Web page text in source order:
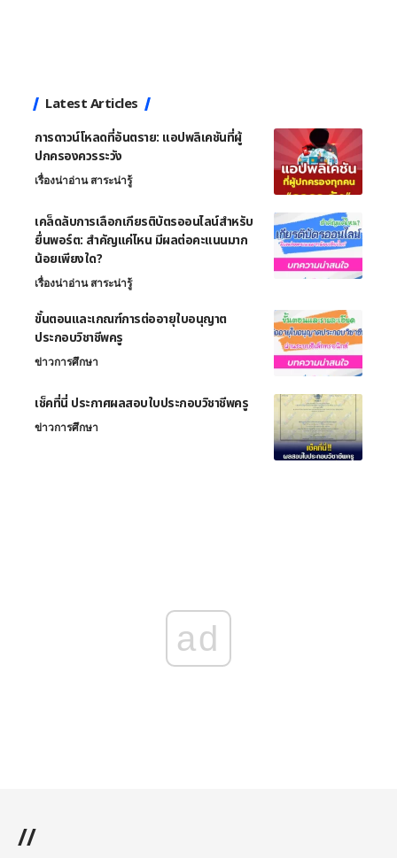
Latest Articles
การดาวน์โหลดที่อันตราย: แอปพลิเคชันที่ผู้
ปกครองควรระวัง
เรื่องน่าอ่าน สาระน่ารู้
เคล็ดลับการเลือกเกียรติบัตรออนไลน์สำหรับ
ยื่นพอร์ต: สำคัญแค่ไหน มีผลต่อคะแนนมาก
น้อยเพียงใด?
เรื่องน่าอ่าน สาระน่ารู้
ขั้นตอนและเกณฑ์การต่ออายุใบอนุญาต
ประกอบวิชาชีพครู
ข่าวการศึกษา
เช็คที่นี่ ประกาศผลสอบใบประกอบวิชาชีพครู
ข่าวการศึกษา
ad
//